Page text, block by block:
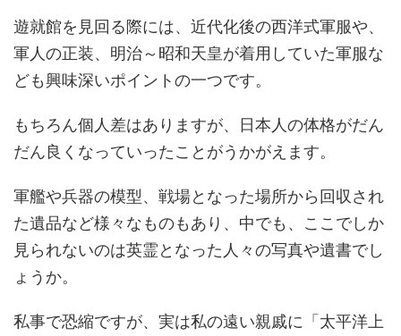
遊就館を見回る際には、近代化後の西洋式軍服や、
軍人の正装、明治～昭和天皇が着用していた軍服な
ども興味深いポイントの一つです。
もちろん個人差はありますが、日本人の体格がだん
だん良くなっていったことがうかがえます。
軍艦や兵器の模型、戦場となった場所から回収され
た遺品など様々なものもあり、中でも、ここでしか
見られないのは英霊となった人々の写真や遺書でし
ょうか。
私事で恐縮ですが、実は私の遠い親戚に「太平洋上